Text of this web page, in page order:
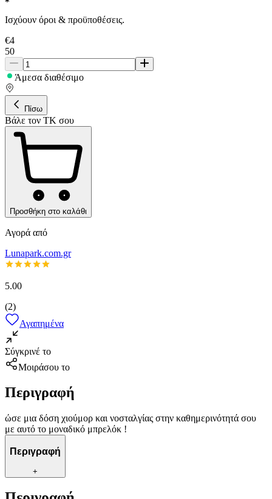
Ισχύουν όροι & προϋποθέσεις.
€4
50
Άμεσα διαθέσιμο
Πίσω
Βάλε τον ΤΚ σου
Προσθήκη στο καλάθι
Αγορά από
Lunapark.com.gr
5.00
(2)
Αγαπημένα
Σύγκρινέ το
Μοιράσου το
Περιγραφή
ώσε μια δόση χιούμορ και νοσταλγίας στην καθημερινότητά σου
με αυτό το μοναδικό μπρελόκ !
Περιγραφή
+